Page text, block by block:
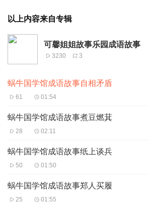
以上内容来自专辑
可馨姐姐故事乐园成语故事
3230 3
蜗牛国学馆成语故事自相矛盾
61 01:54
蜗牛国学馆成语故事煮豆燃萁
28 02:11
蜗牛国学馆成语故事纸上谈兵
50 01:50
蜗牛国学馆成语故事郑人买履
25 01:55